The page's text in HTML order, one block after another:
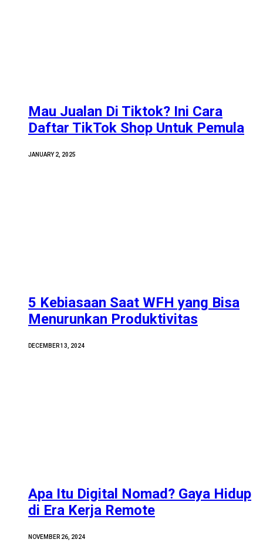
Mau Jualan Di Tiktok? Ini Cara
Daftar TikTok Shop Untuk Pemula
JANUARY 2, 2025
5 Kebiasaan Saat WFH yang Bisa
Menurunkan Produktivitas
DECEMBER 13, 2024
Apa Itu Digital Nomad? Gaya Hidup
di Era Kerja Remote
NOVEMBER 26, 2024